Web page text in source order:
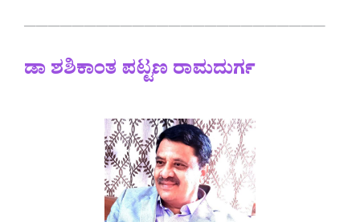
—————————————————————————
ಡಾ ಶಶಿಕಾಂತ ಪಟ್ಟಣ ರಾಮದುರ್ಗ